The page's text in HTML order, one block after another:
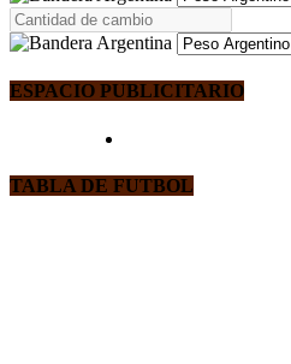
ESPACIO PUBLICITARIO
TABLA DE FUTBOL